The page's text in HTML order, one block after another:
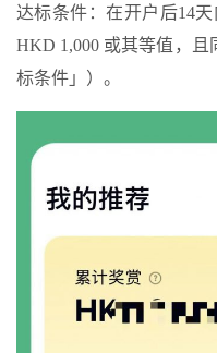
达标条件：在开户后14
HKD 1,000 或其等值，
标条件」）。